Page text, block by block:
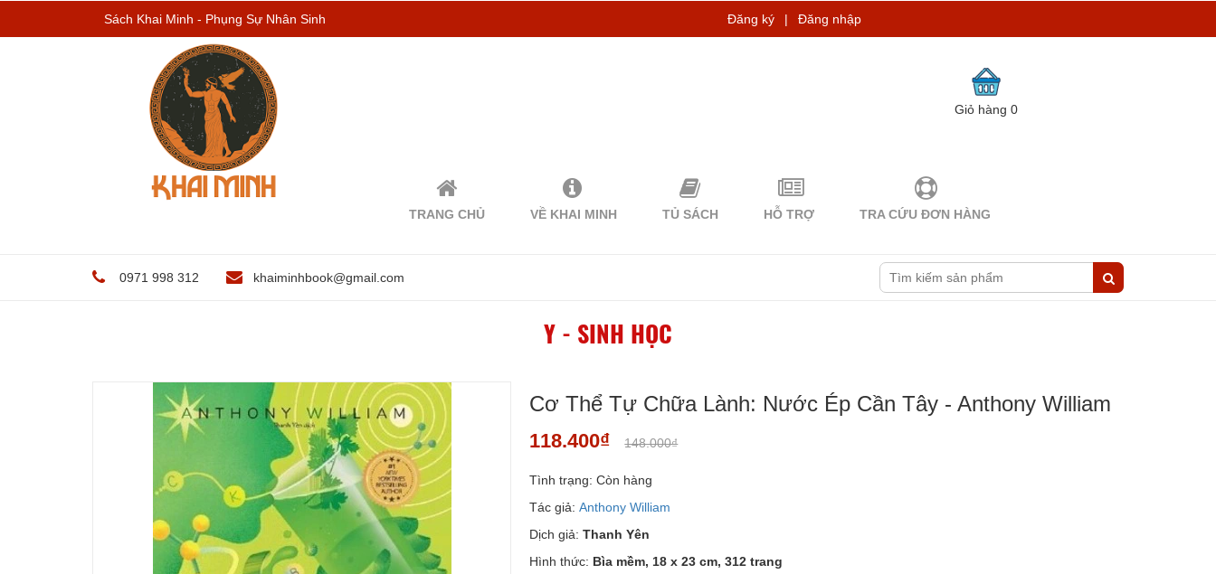
Sách Khai Minh - Phụng Sự Nhân Sinh Đăng ký | Đăng nhập
Giỏ hàng0
TRANG CHỦ VỀ KHAI MINH TỦ SÁCH HỖ TRỢ TRA CỨU ĐƠN HÀNG
0971 998 312 khaiminhbook@gmail.com
Y - SINH HỌC
Cơ Thể Tự Chữa Lành: Nước Ép Cần Tây - Anthony William
118.400₫ 148.000₫
Tình trạng: Còn hàng
Tác giả:Anthony William
Dịch giả:Thanh Yên
Hình thức: Bìa mềm, 18 x 23 cm, 312 trang